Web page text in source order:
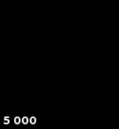
5 000